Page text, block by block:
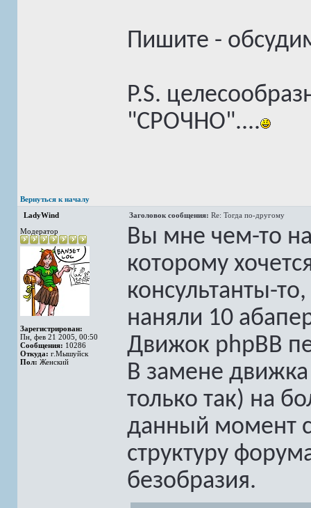
Пишите -
P.S.
"СРОЧНО"....
Вернуться к началу
LadyWind
Заголовок сообщения: Re: Тогда по-другому
Модератор
Зарегистрирован:
Пн, фев 21 2005, 00:50
Сообщения: 10286
Откуда: г.Мышуйск
Пол: Женский
Вы мне чем-то
которому
консультанты-
наняли 10
Движок phpBB
В замене
только так) на
данный момент
структуру
безобразия.